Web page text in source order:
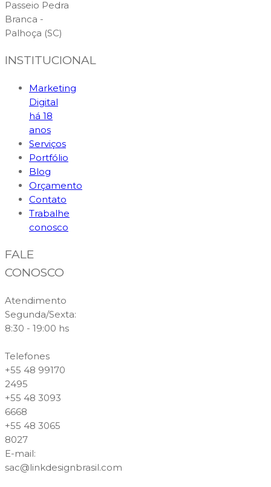
Passeio Pedra
Branca -
Palhoça (SC)
INSTITUCIONAL
Marketing
Digital
há 18
anos
Serviços
Portfólio
Blog
Orçamento
Contato
Trabalhe
conosco
FALE
CONOSCO
Atendimento
Segunda/Sexta:
8:30 - 19:00 hs
Telefones
+55 48 99170
2495
+55 48 3093
6668
+55 48 3065
8027
E-mail:
sac@linkdesignbrasil.com